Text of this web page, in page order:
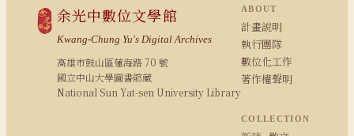
余光中數位文學館
Kwang-Chung Yu's Digital Archives
高雄市鼓山區蓮海路 70 號
國立中山大學圖書館藏
National Sun Yat-sen University Library
ABOUT
計畫說明
執行團隊
數位化工作
著作權聲明
COLLECTION